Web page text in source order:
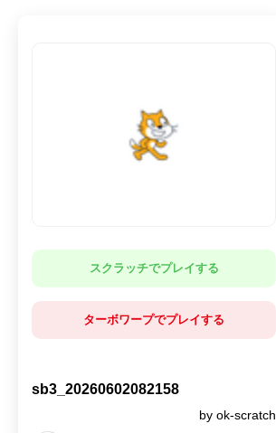
スクラッチでプレイする
ターボワープでプレイする
sb3_20260602082158
by ok-scratch